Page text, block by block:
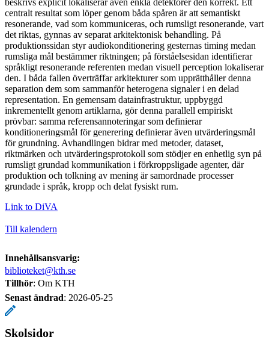
centralt resultat som löper genom båda spåren är att semantiskt
resonerande, vad som kommuniceras, och rumsligt resonerande, vart
det riktas, gynnas av separat arkitektonisk behandling. På
produktionssidan styr audiokonditionering gesternas timing medan
rumsliga mål bestämmer riktningen; på förståelsesidan identifierar
språkligt resonerande referenten medan visuell perception lokaliserar
den. I båda fallen överträffar arkitekturer som upprätthåller denna
separation dem som sammanför heterogena signaler i en delad
representation. En gemensam datainfrastruktur, uppbyggd
inkrementellt genom artiklarna, gör denna parallell empiriskt
prövbar: samma referensannoteringar som definierar
konditioneringsmål för generering definierar även utvärderingsmål
för grundning. Avhandlingen bidrar med metoder, dataset,
riktmärken och utvärderingsprotokoll som stödjer en enhetlig syn på
rumsligt grundad kommunikation i förkroppsligade agenter, där
produktion och tolkning av mening är samordnade processer
grundade i språk, kropp och delat fysiskt rum.
Link to DiVA
Till kalendern
Innehållsansvarig:
biblioteket@kth.se
Tillhör: Om KTH
Senast ändrad: 2026-05-25
Skolsidor